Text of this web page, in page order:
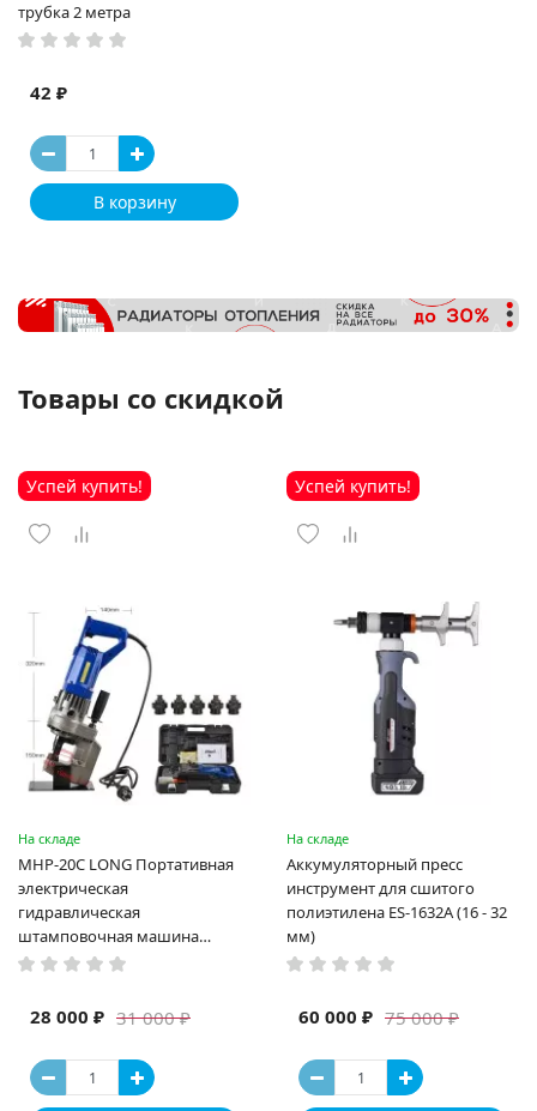
трубка 2 метра
42 ₽
В корзину
Товары со скидкой
Успей купить!
На складе
MHP-20C LONG Портативная
электрическая
гидравлическая
штамповочная машина
высокая мощность и мощный
машина
31 000 ₽
28 000 ₽
Успей купить!
На складе
Аккумуляторный пресс
инструмент для сшитого
полиэтилена ES-1632A (16 - 32
мм)
75 000 ₽
60 000 ₽